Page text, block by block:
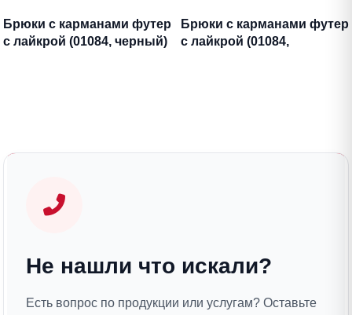
Брюки с карманами футер
с лайкрой (01084, черный)
Брюки с карманами футер
с лайкрой (01084,
Не нашли что искали?
Есть вопрос по продукции или услугам? Оставьте